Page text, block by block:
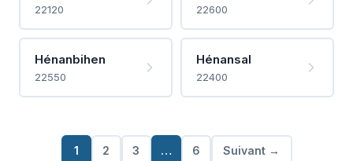
22120 22600
Hénanbihen
22550
Hénansal
22400
1 2 3 … 6 Suivant →